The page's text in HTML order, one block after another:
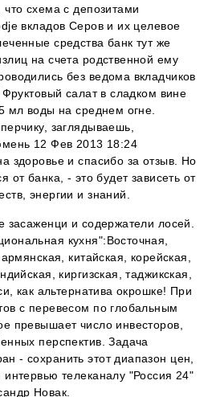
схема с депозитами
вкладов Серов и их целевое
средства банк тут же
на счета родственной ему
без ведома вкладчиков
салат в сладком вине
мл воды на среднем огне.
заглядываешь,
12 Фев 2013 18:24
здоровье и спасибо за отзыв. Но
от банка, - это будет зависеть от
энергии и знаний.
засаженци и содержатели лосей.
кухня":Восточная,
китайская, корейская,
киргизская, таджикская,
как альтернатива окрошке! При
с перевесом по глобальным
превышает число инвесторов,
перспектив. Задача
- сохранить этот диапазон цен,
интервью телеканалу "Россия 24"
Новак.